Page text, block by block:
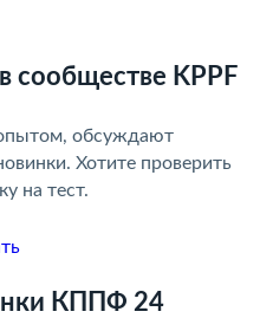
сообществе KPPF
опытом, обсуждают
Хотите проверить
на тест.
КППФ 24